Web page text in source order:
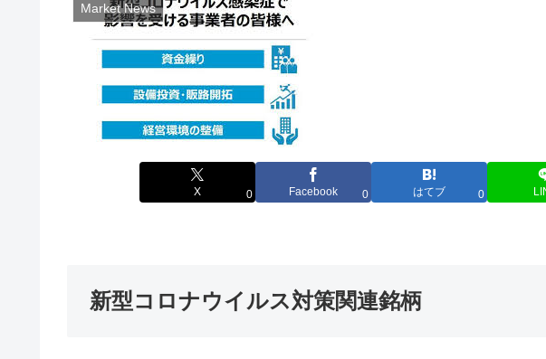
Market News
X 0 Facebook 0 はてブ 0
新型コロナウイルス対策関連銘柄